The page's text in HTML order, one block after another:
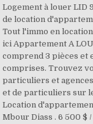
Logement à louer LID
de location
Tout l'immo en
ici Appartement A
comprend 3 pièces et
comprises. Trouvez
particuliers et
et de particuliers sur
Location
Mbour Diass . 6 500 $